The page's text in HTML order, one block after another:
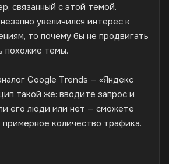
связанный с этой темой.
увеличился интерес к
то почему бы не продвигать
похожие темы.
Google Trends — «Яндекс
такой же: вводите запрос и
его люди или нет — сможете
примерное количество трафика.